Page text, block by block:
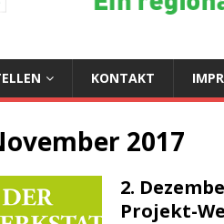
KONTAKT
2017
2.
Projekt-